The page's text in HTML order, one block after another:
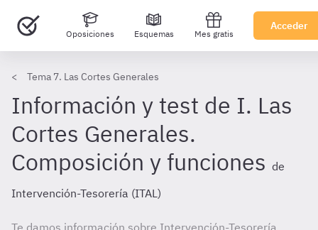
Oposiciones Esquemas Mes gratis
Acceder
Tema 7. Las Cortes Generales
Información y test de I. Las
Cortes Generales.
Composición y funciones de
Intervención-Tesorería (ITAL)
Te damos información sobre Intervención-Tesorería